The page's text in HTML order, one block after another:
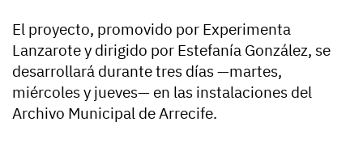
El proyecto, promovido por Experimenta
Lanzarote y dirigido por Estefanía González, se
desarrollará durante tres días —martes,
miércoles y jueves— en las instalaciones del
Archivo Municipal de Arrecife.